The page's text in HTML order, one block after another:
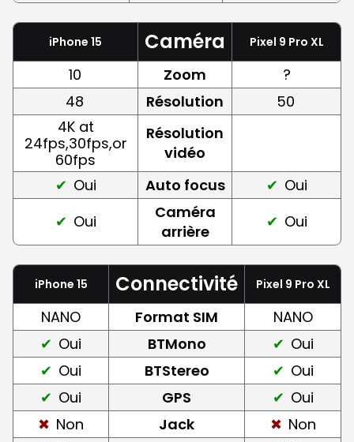
iPhone 15 Caméra Pixel 9 Pro XL
10 Zoom
?
48
Résolution
50
4K at
24fps,30fps,or
60fps
Résolution
vidéo
Oui
Auto focus
Oui
Oui
Caméra
arrière
Oui
iPhone 15 Connectivité Pixel 9 Pro XL
NANO Format SIM
NANO
Oui
BTMono
Oui
Oui
BTStereo
Oui
Oui
GPS
Oui
Non
Jack
Non